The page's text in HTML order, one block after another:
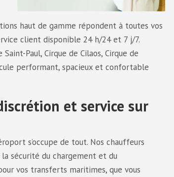
haut de gamme répondent à toutes vos
client disponible 24 h/24 et 7 j/7.
Paul, Cirque de Cilaos, Cirque de
performant, spacieux et confortable
et service sur
s’occupe de tout. Nos chauffeurs
sécurité du chargement et du
vos transferts maritimes, que vous